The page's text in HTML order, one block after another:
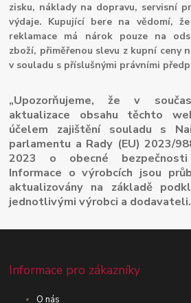
zisku, náklady na dopravu, servisní
výdaje. Kupující bere na vědomí,
reklamace má nárok pouze na
zboží, přiměřenou slevu z kupní ceny
v souladu s příslušnými právními
„Upozorňujeme, že v
aktualizace obsahu těchto
účelem zajištění souladu s
parlamentu a Rady (EU) 2023/
2023 o obecné bezpečnosti
Informace o výrobcích jsou
aktualizovány na základě
jednotlivými výrobci a
Informace pro zákazníky
O nás